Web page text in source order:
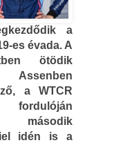
a
es évada. A
ötödik
a WTCR
második
idén is a